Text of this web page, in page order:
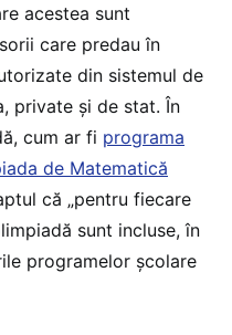
acestea sunt
care predau în
din sistemul de
private și de stat. În
cum ar fi programa
de Matematică
că „pentru fiecare
sunt incluse, în
programelor școlare